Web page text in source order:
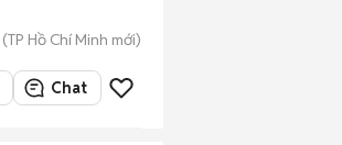
(TP Hồ Chí Minh mới)
Chat